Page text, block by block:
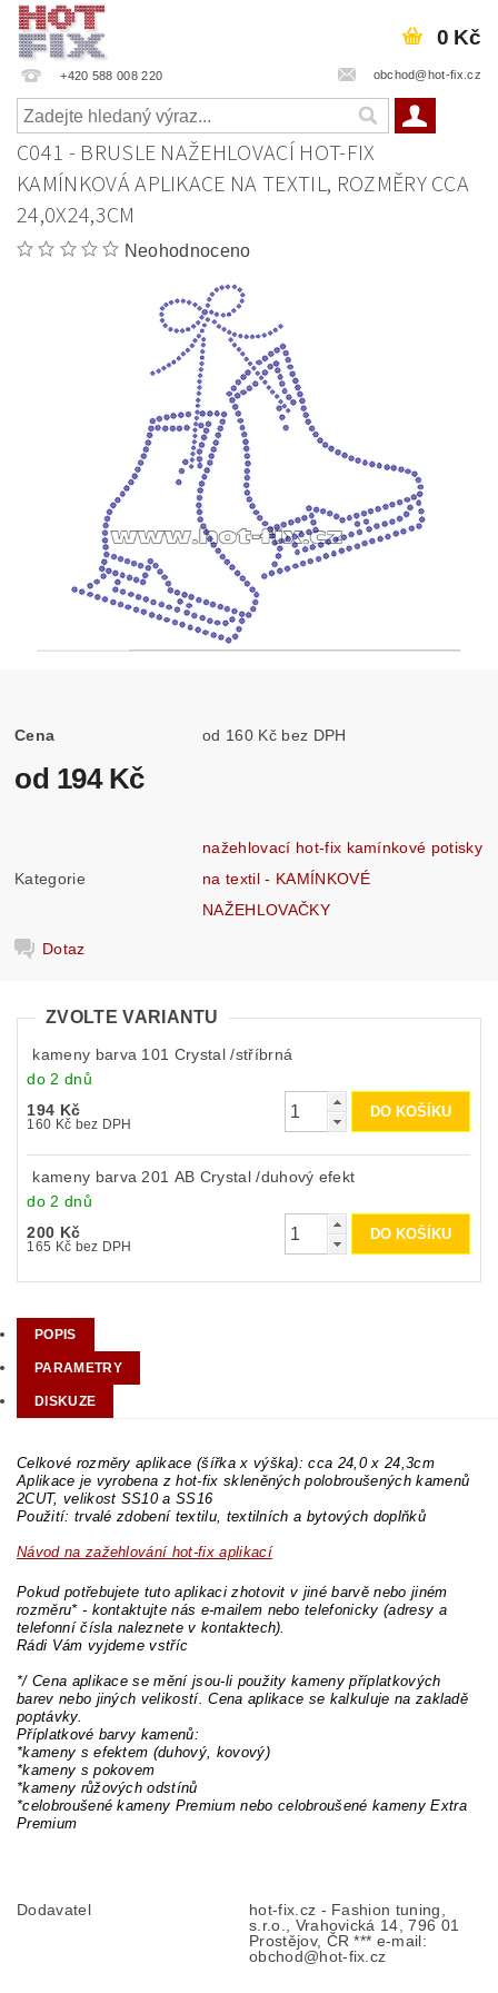
+420 588 008 220 obchod@hot-fix.cz
0 Kč
C041 - BRUSLE NAŽEHLOVACÍ HOT-FIX
KAMÍNKOVÁ APLIKACE NA TEXTIL, ROZMĚRY CCA
24,0X24,3CM
Neohodnoceno
Cena od 160 Kč bez DPH
od 194 Kč
Kategorie
nažehlovací hot-fix kamínkové potisky
na textil - KAMÍNKOVÉ
NAŽEHLOVAČKY
Dotaz
ZVOLTE VARIANTU
kameny barva 101 Crystal /stříbrná
do 2 dnů
194 Kč
160 Kč bez DPH
kameny barva 201 AB Crystal /duhový efekt
do 2 dnů
200 Kč
165 Kč bez DPH
POPIS
PARAMETRY
DISKUZE
Celkové rozměry aplikace (šířka x výška): cca 24,0 x 24,3cm
Aplikace je vyrobena z hot-fix skleněných polobroušených kamenů
2CUT, velikost SS10 a SS16
Použití: trvalé zdobení textilu, textilních a bytových doplňků
Návod na zažehlování hot-fix aplikací
Pokud potřebujete tuto aplikaci zhotovit v jiné barvě nebo jiném
rozměru* - kontaktujte nás e-mailem nebo telefonicky (adresy a
telefonní čísla naleznete v kontaktech).
Rádi Vám vyjdeme vstříc
*/ Cena aplikace se mění jsou-li použity kameny příplatkových
barev nebo jiných velikostí. Cena aplikace se kalkuluje na zakladě
poptávky.
Příplatkové barvy kamenů:
*kameny s efektem (duhový, kovový)
*kameny s pokovem
*kameny růžových odstínů
*celobroušené kameny Premium nebo celobroušené kameny Extra
Premium
Dodavatel
hot-fix.cz - Fashion tuning,
s.r.o., Vrahovická 14, 796 01
Prostějov, ČR *** e-mail:
obchod@hot-fix.cz